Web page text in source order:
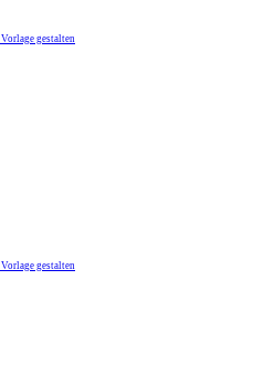
Vorlage gestalten
Vorlage gestalten